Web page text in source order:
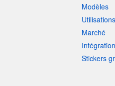
Modèles
Utilisations
Marché
Stickers